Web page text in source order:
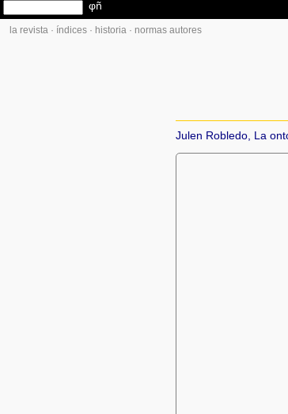
la revista · índices · historia · normas autores
Julen Robledo, La